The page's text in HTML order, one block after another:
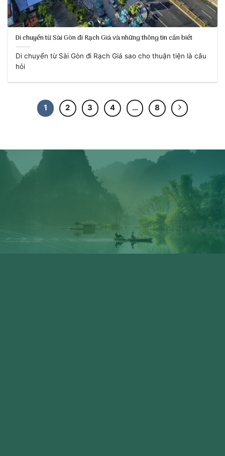
Di chuyển từ Sài Gòn đi Rạch Giá và những thông tin cần biết
Di chuyển từ Sài Gòn đi Rạch Giá sao cho thuận tiện là câu
hỏi
1 2 3 4 … 8